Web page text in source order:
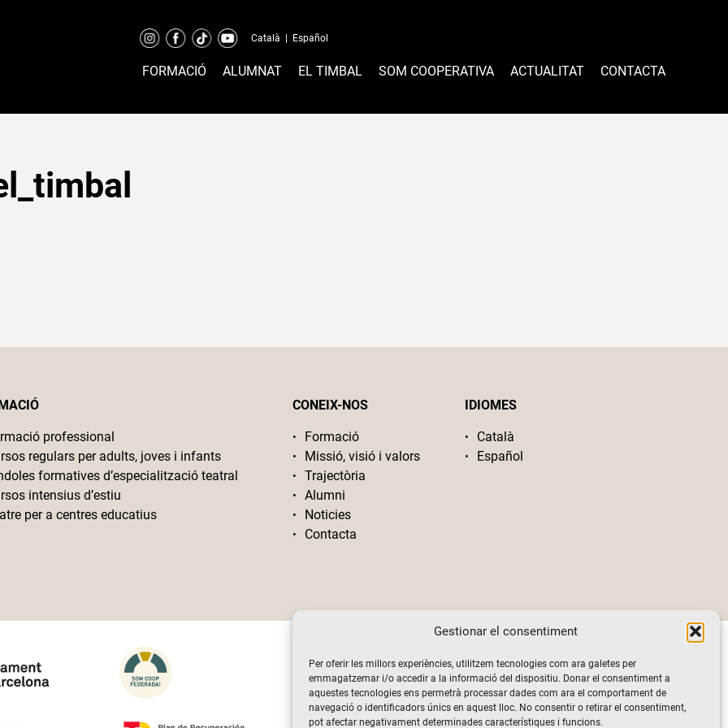
Gestionar el consentiment
Per oferir les millors experiències, utilitzem tecnologies com ara galetes per
emmagatzemar i/o accedir a la informació del dispositiu. Donar el consentiment a
aquestes tecnologies ens permetrà processar dades com ara el comportament de
navegació o identificadors únics en aquest lloc. No consentir o retirar el consentiment,
pot afectar negativament determinades característiques i funcions.
Català Español
FORMACIÓ ALUMNAT EL TIMBAL SOM COOPERATIVA ACTUALITAT CONTACTA
professional
regulars per adults, joves i infants
formatives d’especialització teatral
intensius d’estiu
per a centres educatius
CONEIX-NOS
Formació
Missió, visió i valors
Trajectòria
Alumni
Noticies
Contacta
IDIOMES
Català
Español